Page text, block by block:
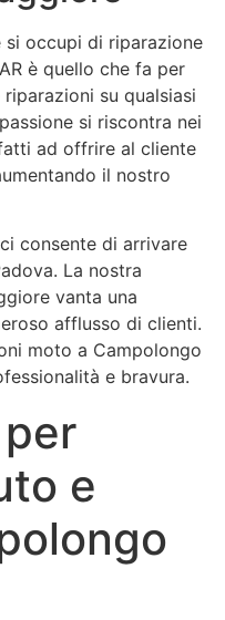
si occupi di riparazione
è quello che fa per
su qualsiasi
si riscontra nei
ad offrire al cliente
il nostro
consente di arrivare
La nostra
vanta una
afflusso di clienti.
moto a Campolongo
e bravura.
e